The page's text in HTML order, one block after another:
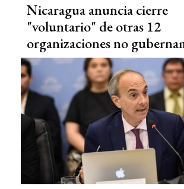
Nicaragua anuncia cierre
"voluntario" de otras 12
organizaciones no